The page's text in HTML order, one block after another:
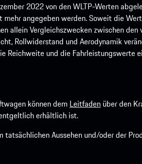
2022 von den WLTP-Werten
angegeben werden. Soweit die
allein Vergleichszwecken zwischen den
Rollwiderstand und Aerodynamik
Reichweite und die Fahrleistungswerte
können dem Leitfaden über den
erhältlich ist.
Aussehen und/oder der